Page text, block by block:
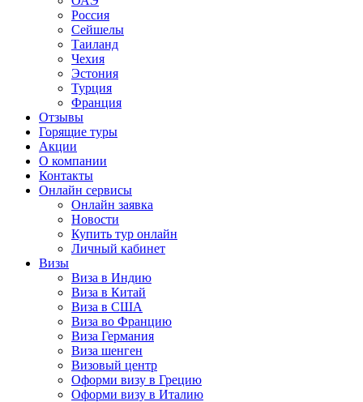
Россия
Сейшелы
Таиланд
Чехия
Эстония
Турция
Франция
Отзывы
Горящие туры
Акции
О компании
Контакты
Онлайн сервисы
Онлайн заявка
Новости
Купить тур онлайн
Личный кабинет
Визы
Виза в Индию
Виза в Китай
Виза в США
Виза во Францию
Виза Германия
Виза шенген
Визовый центр
Оформи визу в Грецию
Оформи визу в Италию